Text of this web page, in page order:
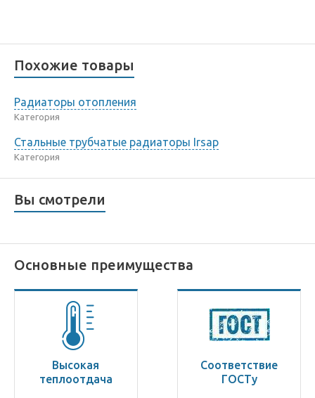
Похожие товары
Радиаторы отопления
Категория
Стальные трубчатые радиаторы Irsap
Категория
Вы смотрели
Основные преимущества
Высокая
теплоотдача
Соответствие
ГОСТу